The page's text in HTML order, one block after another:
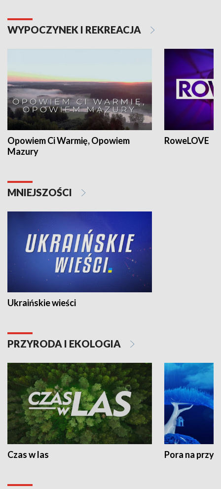
WYPOCZYNEK I REKREACJA
Opowiem Ci Warmię, Opowiem
Mazury
RoweLOVE
MNIEJSZOŚCI
Ukraińskie wieści
PRZYRODA I EKOLOGIA
Czas w las Pora na